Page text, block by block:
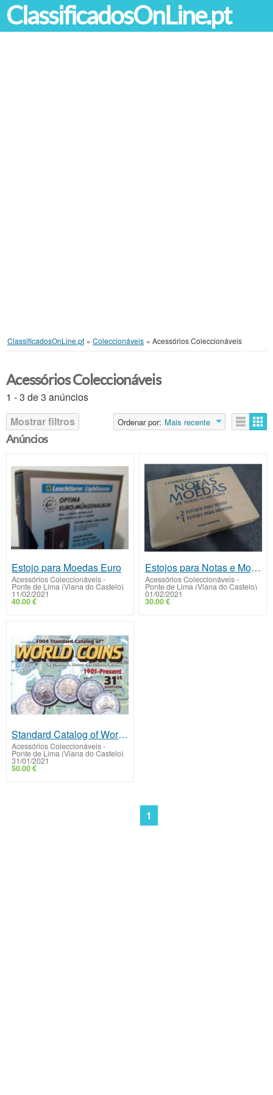
ClassificadosOnLine.pt
ClassificadosOnLine.pt » Coleccionáveis » Acessórios Coleccionáveis
Acessórios Coleccionáveis
1 - 3 de 3 anúncios
Mostrar filtros
Ordenar por: Mais recente
Anúncios
Estojo para Moedas Euro
Acessórios Coleccionáveis-
Ponte de Lima (Viana do Castelo)
11/02/2021
40.00 €
Estojos para Notas e Moedas
Acessórios Coleccionáveis-
Ponte de Lima (Viana do Castelo)
01/02/2021
30.00 €
Standard Catalog of World Coins
Acessórios Coleccionáveis-
Ponte de Lima (Viana do Castelo)
31/01/2021
50.00 €
1